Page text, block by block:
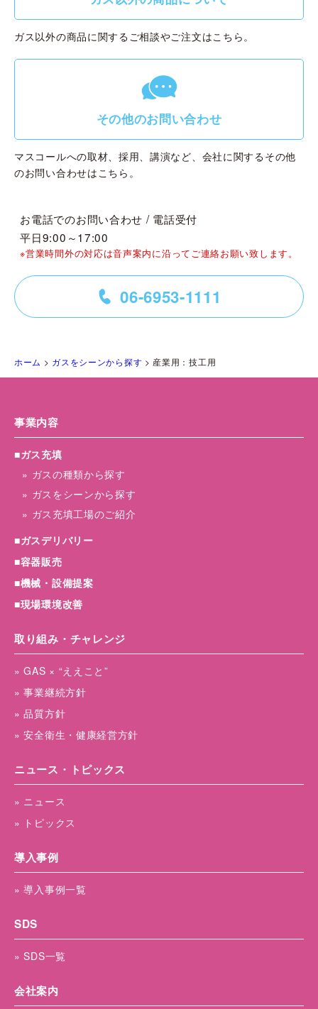
ガス以外の商品に関するご相談やご注文はこちら。
g
その他のお問い合わせ
マスコールへの取材、採用、講演など、会社に関するその他
のお問い合わせはこちら。
お電話でのお問い合わせ / 電話受付
平日9:00～17:00
※営業時間外の対応は音声案内に沿ってご連絡お願い致します。
= 06-6953-1111
ホーム > ガスをシーンから探す > 産業用：技工用
事業内容
■ガス充填
» ガスの種類から探す
» ガスをシーンから探す
» ガス充填工場のご紹介
■ガスデリバリー
■容器販売
■機械・設備提案
■現場環境改善
取り組み・チャレンジ
» GAS × “ええこと”
» 事業継続方針
» 品質方針
» 安全衛生・健康経営方針
ニュース・トピックス
» ニュース
» トピックス
導入事例
» 導入事例一覧
SDS
» SDS一覧
会社案内